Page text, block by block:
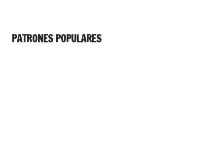
PATRONES POPULARES